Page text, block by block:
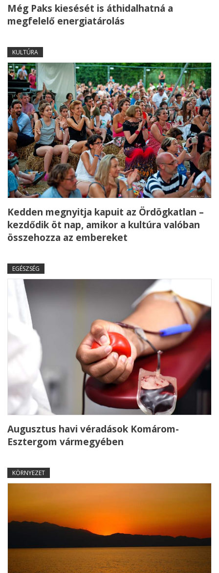
Még Paks kiesését is áthidalhatná a
megfelelő energiatárolás
KULTÚRA
Kedden megnyitja kapuit az Ördögkatlan –
kezdődik öt nap, amikor a kultúra valóban
összehozza az embereket
EGÉSZSÉG
Augusztus havi véradások Komárom-
Esztergom vármegyében
KÖRNYEZET